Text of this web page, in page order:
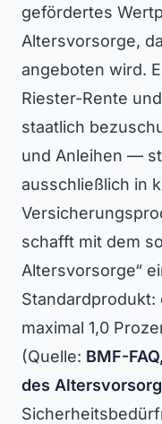
gefördertes
Altersvorsorge,
angeboten wird.
Riester-Rente
staatlich
und Anleihen —
ausschließlich in
schafft mit dem
Altersvorsorge“
maximal 1,0
(Quelle: BMF-
des